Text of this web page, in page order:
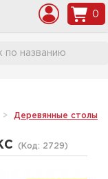
0
Деревянные столы
(Код: 2729)